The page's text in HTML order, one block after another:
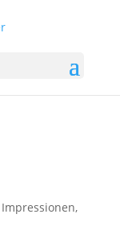
Impressionen,